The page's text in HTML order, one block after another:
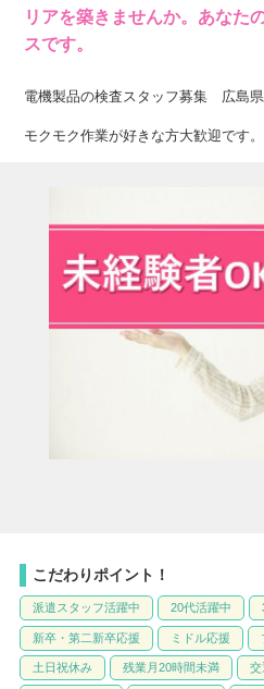
リアを築きませんか。あなた
スです。
電機製品の検査スタッフ募集 広島
モクモク作業が好きな方大歓迎です。
こだわりポイント！
派遣スタッフ活躍中 20代活躍中
新卒・第二新卒応援 ミドル応援
土日祝休み 残業月20時間未満 交